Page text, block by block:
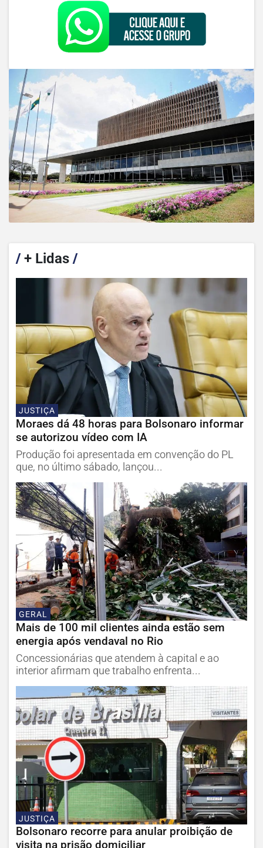
/+ Lidas /
JUSTIÇA
Moraes dá 48 horas para Bolsonaro informar
se autorizou vídeo com IA
Produção foi apresentada em convenção do PL
que, no último sábado, lançou...
GERAL
Mais de 100 mil clientes ainda estão sem
energia após vendaval no Rio
Concessionárias que atendem à capital e ao
interior afirmam que trabalho enfrenta...
JUSTIÇA
Bolsonaro recorre para anular proibição de
visita na prisão domiciliar